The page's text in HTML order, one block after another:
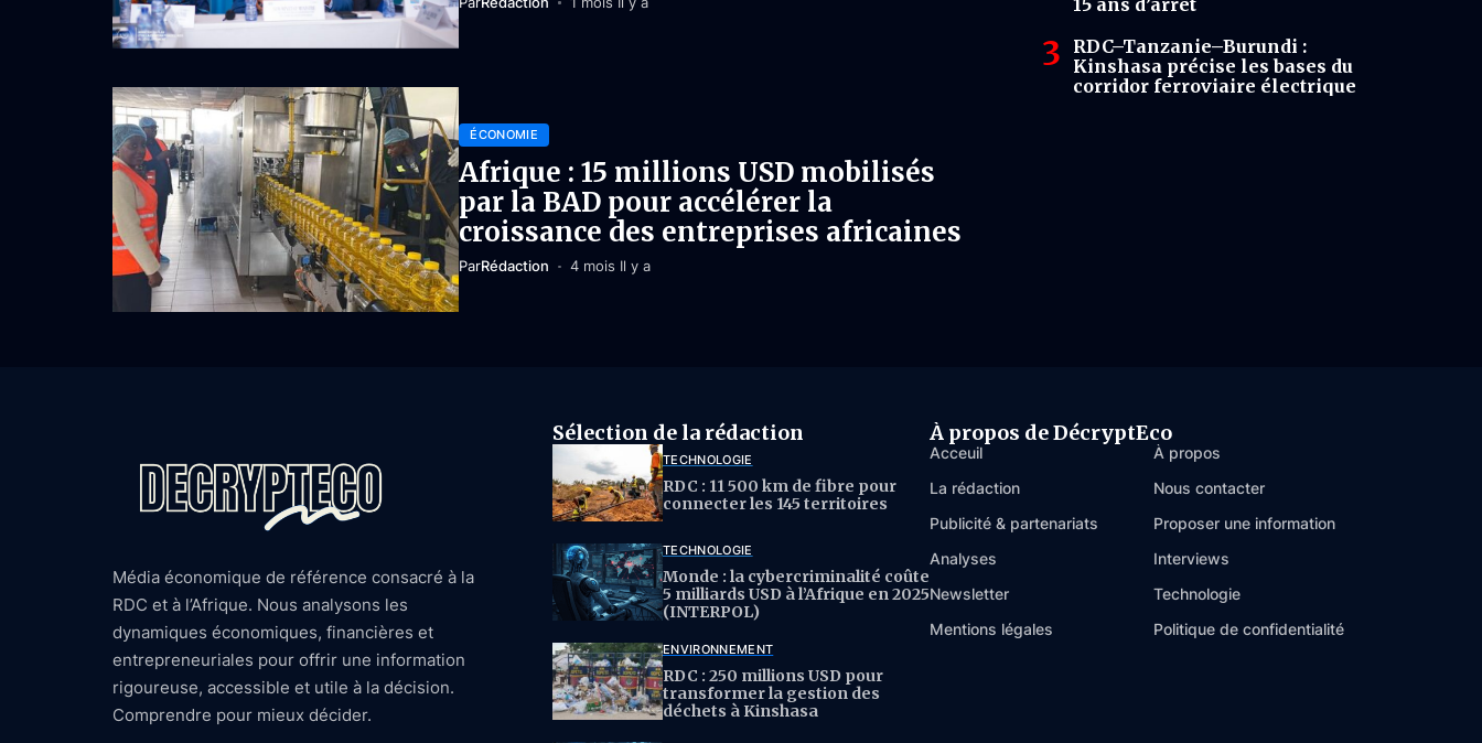
ÉCONOMIE
Afrique : 15 millions USD mobilisés
par la BAD pour accélérer la
croissance des entreprises africaines
ParRédaction 4 mois Il y a
15 ans d’arrêt
RDC–Tanzanie–Burundi :
Kinshasa précise les bases du
corridor ferroviaire électrique
Média économique de référence consacré à la
RDC et à l’Afrique. Nous analysons les
dynamiques économiques, financières et
entrepreneuriales pour offrir une information
rigoureuse, accessible et utile à la décision.
Comprendre pour mieux décider.
Sélection de la rédaction
TECHNOLOGIE
RDC : 11 500 km de fibre pour
connecter les 145 territoires
TECHNOLOGIE
Monde : la cybercriminalité coûte
5 milliards USD à l’Afrique en 2025
(INTERPOL)
ENVIRONNEMENT
RDC : 250 millions USD pour
transformer la gestion des
déchets à Kinshasa
À propos de DécryptEco
Acceuil
À propos
La rédaction
Nous contacter
Publicité & partenariats
Proposer une information
Analyses
Interviews
Newsletter
Technologie
Mentions légales
Politique de confidentialité